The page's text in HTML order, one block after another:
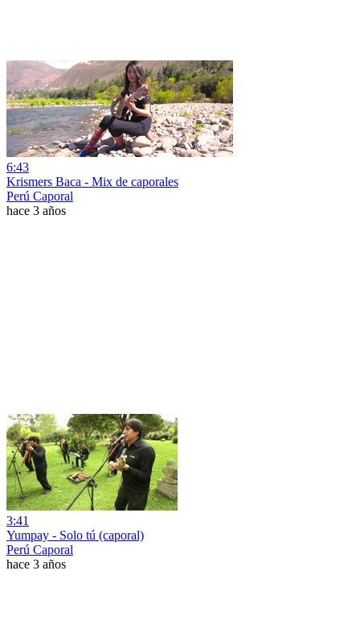
6:43
Krismers Baca - Mix de caporales
Perú Caporal
hace 3 años
3:41
Yumpay - Solo tú (caporal)
Perú Caporal
hace 3 años